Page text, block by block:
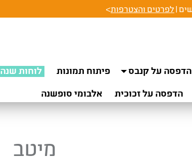
לפרטים והצטרפות>
הדפסה על קנבס פיתוח תמונות לוחות שנה
הדפסה על זכוכית אלבומי סופשנה
מיטב